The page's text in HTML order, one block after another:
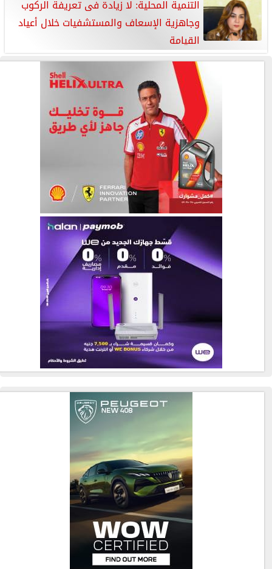
التنمية المحلية: لا زيادة فى تعريفة الركوب
وجاهزية الإسعاف والمستشفيات خلال أعياد
القيامة